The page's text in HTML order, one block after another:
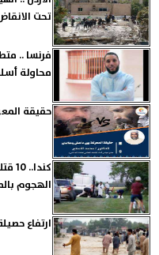
تحت الانقاض بعد
فرنسا ..
محاولة
حقيقة
الهجوم
ارتفاع